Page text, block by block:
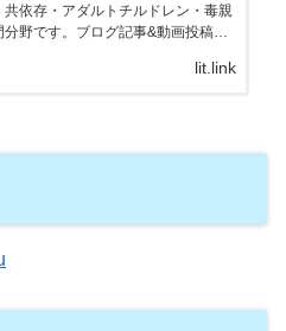
共依存・アダルトチルドレン・毒親
分野です。ブログ記事&動画投稿で
なたに合わせたご提案が出来ますlit.link